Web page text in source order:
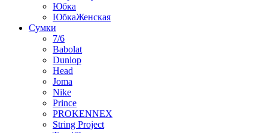
Юбка
ЮбкаЖенская
Сумки
7/6
Babolat
Dunlop
Head
Joma
Nike
Prince
PROKENNEX
String Project